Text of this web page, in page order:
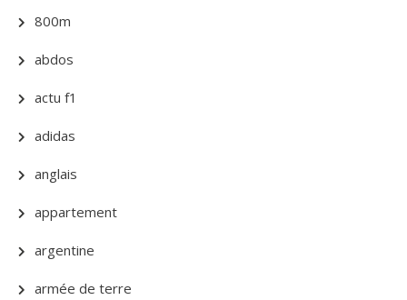
800m
abdos
actu f1
adidas
anglais
appartement
argentine
armée de terre